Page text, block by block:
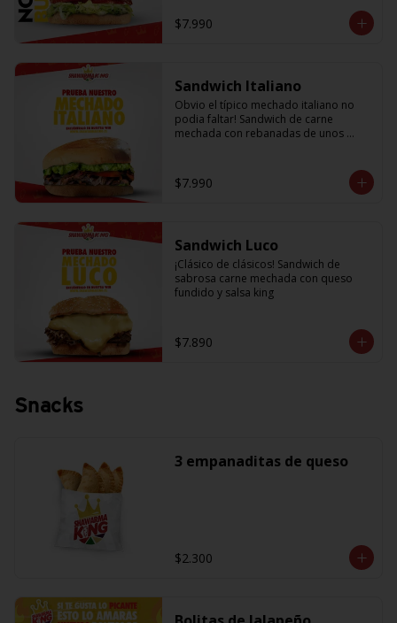
toque crujiente y Not Mayo
$7.990
Sandwich Italiano
Obvio el típico mechado italiano no
podia faltar! Sandwich de carne
mechada con rebanadas de unos
que probaras y para darle el toque
una sutil salsa king 👑
$7.990
Sandwich Luco
¡Clásico de clásicos! Sandwich de
sabrosa carne mechada con queso
fundido y salsa king
$7.890
Snacks
3 empanaditas de queso
$2.300